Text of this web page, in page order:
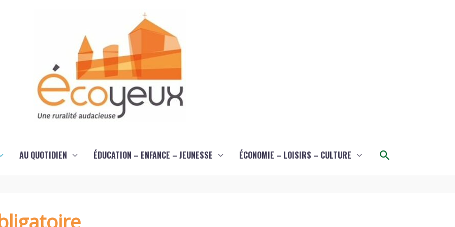
AU QUOTIDIEN ÉDUCATION – ENFANCE – JEUNESSE ÉCONOMIE – LOISIRS – CULTURE Rechercher